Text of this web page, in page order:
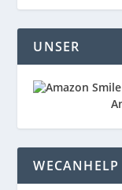
UNSER
WECANHELP